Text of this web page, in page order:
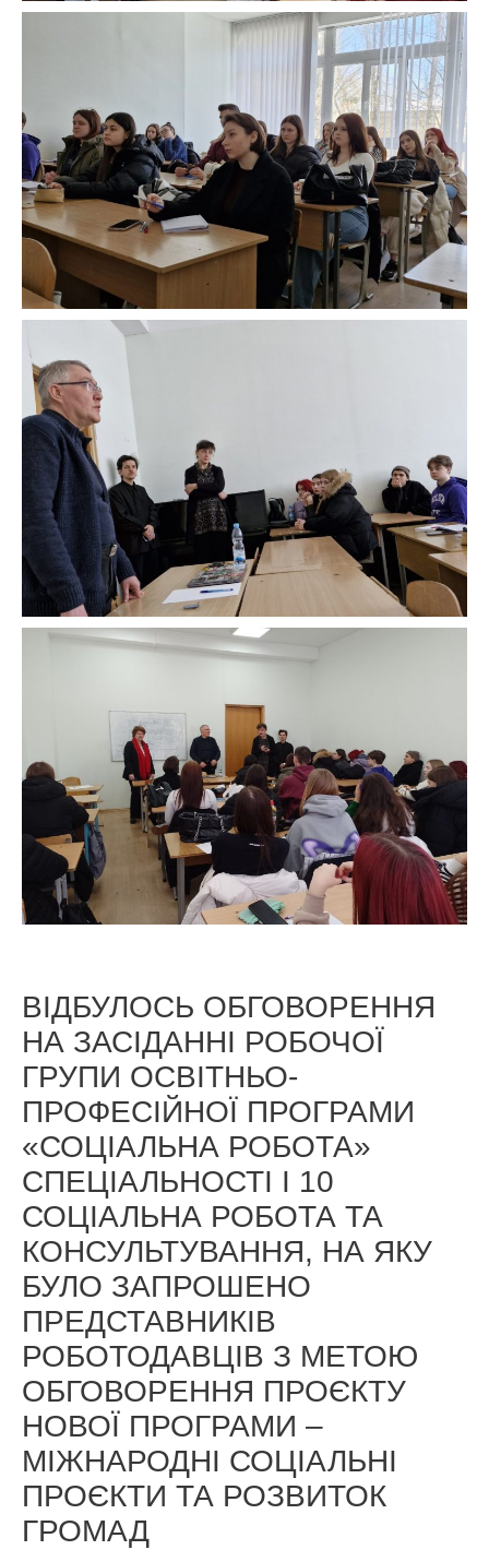
ВІДБУЛОСЬ ОБГОВОРЕННЯ
НА ЗАСІДАННІ РОБОЧОЇ
ГРУПИ ОСВІТНЬО-
ПРОФЕСІЙНОЇ ПРОГРАМИ
«СОЦІАЛЬНА РОБОТА»
СПЕЦІАЛЬНОСТІ І 10
СОЦІАЛЬНА РОБОТА ТА
КОНСУЛЬТУВАННЯ, НА ЯКУ
БУЛО ЗАПРОШЕНО
ПРЕДСТАВНИКІВ
РОБОТОДАВЦІВ З МЕТОЮ
ОБГОВОРЕННЯ ПРОЄКТУ
НОВОЇ ПРОГРАМИ –
МІЖНАРОДНІ СОЦІАЛЬНІ
ПРОЄКТИ ТА РОЗВИТОК
ГРОМАД